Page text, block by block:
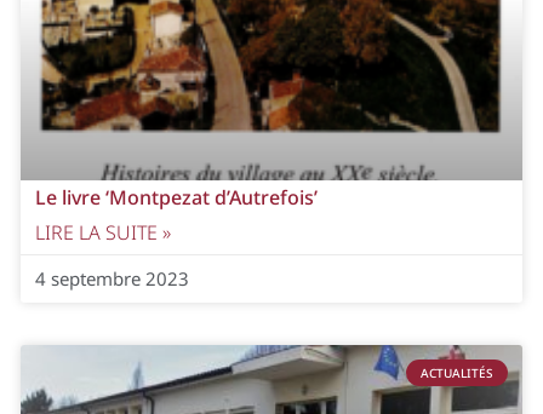
Le livre ‘Montpezat d’Autrefois’
LIRE LA SUITE »
4 septembre 2023
ACTUALITÉS